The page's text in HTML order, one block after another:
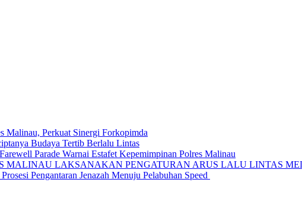
Malinau, Perkuat Sinergi Forkopimda
Budaya Tertib Berlalu Lintas
Parade Warnai Estafet Kepemimpinan Polres Malinau
MALINAU LAKSANAKAN PENGATURAN ARUS LALU LINTAS
Pengantaran Jenazah Menuju Pelabuhan Speed